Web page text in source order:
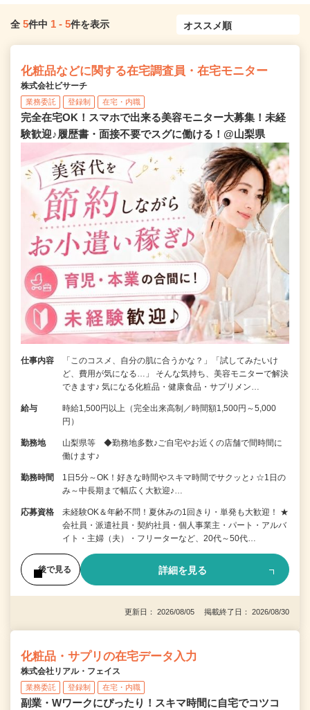
全 5件中 1 - 5件を表示
化粧品などに関する在宅調査員・在宅モニター
株式会社ビサーチ
業務委託 登録制 在宅・内職
完全在宅OK！スマホで出来る美容モニター大募集！未経
験歓迎♪履歴書・面接不要でスグに働ける！@山梨県
仕事内容
「このコスメ、自分の肌に合うかな？」「試してみたいけ
ど、費用が気になる…」 そんな気持ち、美容モニターで解決
できます♪ 気になる化粧品・健康食品・サプリメン…
給与
時給1,500円以上（完全出来高制／時間額1,500円～5,000
円）
勤務地
山梨県等 ◆勤務地多数♪ご自宅やお近くの店舗で間時間に
働けます♪
勤務時間
1日5分～OK！好きな時間やスキマ時間でサクッと♪ ☆1日の
み～中長期まで幅広く大歓迎♪…
応募資格
未経験OK＆年齢不問！夏休みの1回きり・単発も大歓迎！ ★
会社員・派遣社員・契約社員・個人事業主・パート・アルバ
イト・主婦（夫）・フリーターなど、20代～50代…
後で見る 詳細を見る
更新日： 2026/08/05 掲載終了日： 2026/08/30
化粧品・サプリの在宅データ入力
株式会社リアル・フェイス
業務委託 登録制 在宅・内職
副業・Wワークにぴったり！スキマ時間に自宅でコツコ